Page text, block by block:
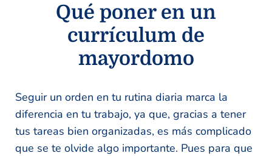
Qué poner en un
currículum de
mayordomo
Seguir un orden en tu rutina diaria marca la
diferencia en tu trabajo, ya que, gracias a tener
tus tareas bien organizadas, es más complicado
que se te olvide algo importante. Pues para que